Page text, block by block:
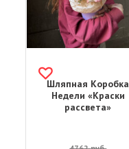
Шляпная Коробка
Недели «Краски
рассвета»